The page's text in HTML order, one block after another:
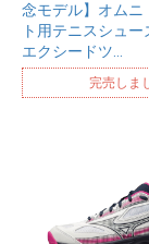
念モデル】オムニ
ト用テニスシュ
エクシードツ…
完売しま